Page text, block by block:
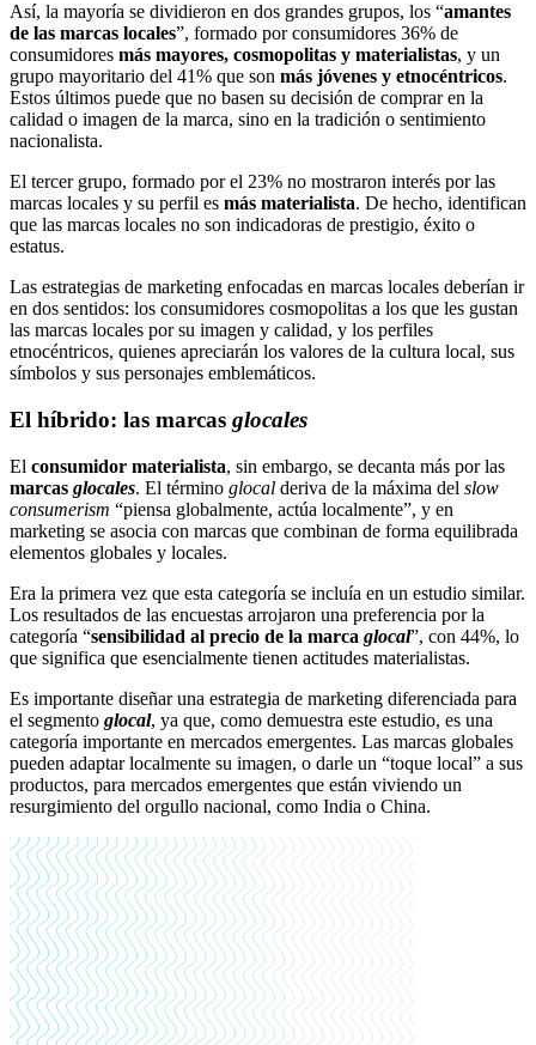
Así, la mayoría se dividieron en dos grandes grupos, los “amantes
de las marcas locales”, formado por consumidores 36% de
consumidores más mayores, cosmopolitas y materialistas, y un
grupo mayoritario del 41% que son más jóvenes y etnocéntricos.
Estos últimos puede que no basen su decisión de comprar en la
calidad o imagen de la marca, sino en la tradición o sentimiento
nacionalista.
El tercer grupo, formado por el 23% no mostraron interés por las
marcas locales y su perfil es más materialista. De hecho, identifican
que las marcas locales no son indicadoras de prestigio, éxito o
estatus.
Las estrategias de marketing enfocadas en marcas locales deberían ir
en dos sentidos: los consumidores cosmopolitas a los que les gustan
las marcas locales por su imagen y calidad, y los perfiles
etnocéntricos, quienes apreciarán los valores de la cultura local, sus
símbolos y sus personajes emblemáticos.
El híbrido: las marcas glocales
El consumidor materialista, sin embargo, se decanta más por las
marcas glocales. El término glocal deriva de la máxima del slow
consumerism “piensa globalmente, actúa localmente”, y en
marketing se asocia con marcas que combinan de forma equilibrada
elementos globales y locales.
Era la primera vez que esta categoría se incluía en un estudio similar.
Los resultados de las encuestas arrojaron una preferencia por la
categoría “sensibilidad al precio de la marca glocal”, con 44%, lo
que significa que esencialmente tienen actitudes materialistas.
Es importante diseñar una estrategia de marketing diferenciada para
el segmento glocal, ya que, como demuestra este estudio, es una
categoría importante en mercados emergentes. Las marcas globales
pueden adaptar localmente su imagen, o darle un “toque local” a sus
productos, para mercados emergentes que están viviendo un
resurgimiento del orgullo nacional, como India o China.